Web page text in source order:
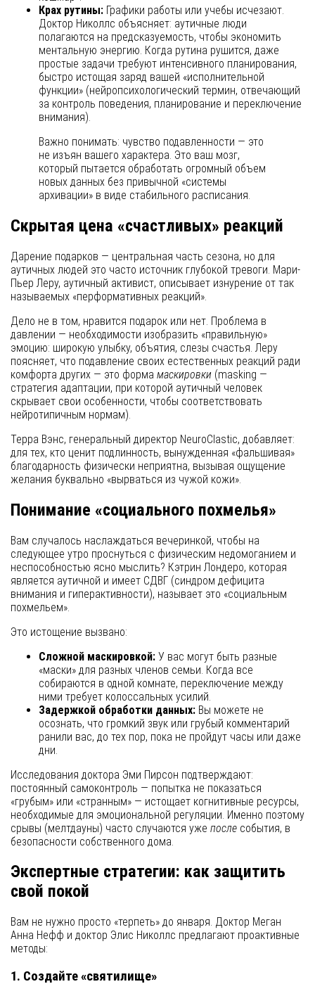
Крах рутины: Графики работы или учебы исчезают.
Доктор Николлс объясняет: аутичные люди
полагаются на предсказуемость, чтобы экономить
ментальную энергию. Когда рутина рушится, даже
простые задачи требуют интенсивного планирования,
быстро истощая заряд вашей «исполнительной
функции» (нейропсихологический термин, отвечающий
за контроль поведения, планирование и переключение
внимания).
Важно понимать: чувство подавленности — это
не изъян вашего характера. Это ваш мозг,
который пытается обработать огромный объем
новых данных без привычной «системы
архивации» в виде стабильного расписания.
Скрытая цена «счастливых» реакций
Дарение подарков — центральная часть сезона, но для
аутичных людей это часто источник глубокой тревоги. Мари-
Пьер Леру, аутичный активист, описывает изнурение от так
называемых «перформативных реакций».
Дело не в том, нравится подарок или нет. Проблема в
давлении — необходимости изобразить «правильную»
эмоцию: широкую улыбку, объятия, слезы счастья. Леру
поясняет, что подавление своих естественных реакций ради
комфорта других — это форма маскировки (masking —
стратегия адаптации, при которой аутичный человек
скрывает свои особенности, чтобы соответствовать
нейротипичным нормам).
Терра Вэнс, генеральный директор NeuroClastic, добавляет:
для тех, кто ценит подлинность, вынужденная «фальшивая»
благодарность физически неприятна, вызывая ощущение
желания буквально «вырваться из чужой кожи».
Понимание «социального похмелья»
Вам случалось наслаждаться вечеринкой, чтобы на
следующее утро проснуться с физическим недомоганием и
неспособностью ясно мыслить? Кэтрин Лондеро, которая
является аутичной и имеет СДВГ (синдром дефицита
внимания и гиперактивности), называет это «социальным
похмельем».
Это истощение вызвано:
Сложной маскировкой: У вас могут быть разные
«маски» для разных членов семьи. Когда все
собираются в одной комнате, переключение между
ними требует колоссальных усилий.
Задержкой обработки данных: Вы можете не
осознать, что громкий звук или грубый комментарий
ранили вас, до тех пор, пока не пройдут часы или даже
дни.
Исследования доктора Эми Пирсон подтверждают:
постоянный самоконтроль — попытка не показаться
«грубым» или «странным» — истощает когнитивные ресурсы,
необходимые для эмоциональной регуляции. Именно поэтому
срывы (мелтдауны) часто случаются уже после события, в
безопасности собственного дома.
Экспертные стратегии: как защитить
свой покой
Вам не нужно просто «терпеть» до января. Доктор Меган
Анна Нефф и доктор Элис Николлс предлагают проактивные
методы:
1. Создайте «святилище»